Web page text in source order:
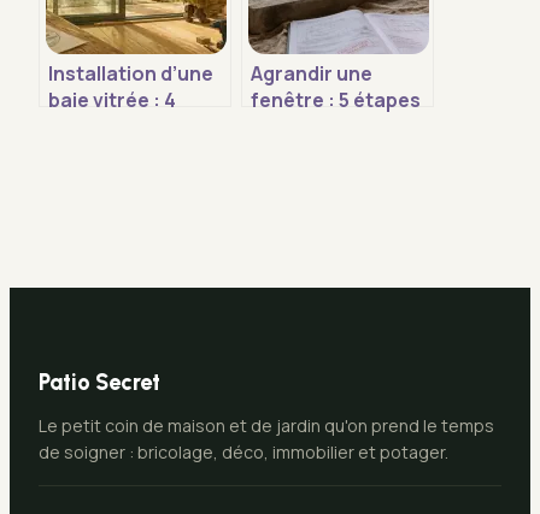
Installation d’une
baie vitrée : 4
Agrandir une
fenêtre : 5 étapes
Patio Secret
Le petit coin de maison et de jardin qu'on prend le temps
de soigner : bricolage, déco, immobilier et potager.